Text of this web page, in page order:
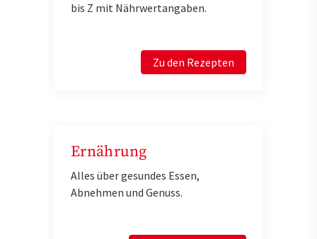
bis Z mit Nährwertangaben.
Zu den Rezepten
Ernährung
Alles über gesundes Essen,
Abnehmen und Genuss.